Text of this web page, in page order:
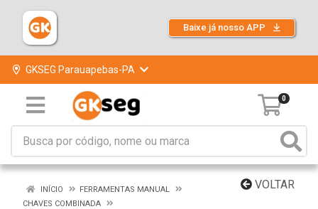
Baixe já nosso APP
GKSEG Parauapebas-PA
0
VOLTAR
INÍCIO
FERRAMENTAS MANUAL
CHAVES COMBINADA